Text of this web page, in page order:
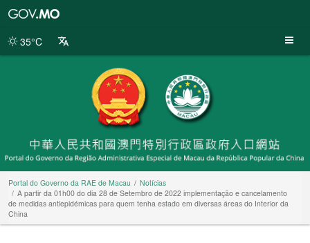
da
35°C
Portal do Governo da RAE de Macau
Notícias
A partir da 01h00 do dia 28 de Setembro de 2022 implementação e cancelamento
de medidas antiepidémicas para quem tenha estado em diversas áreas do Interior da
China